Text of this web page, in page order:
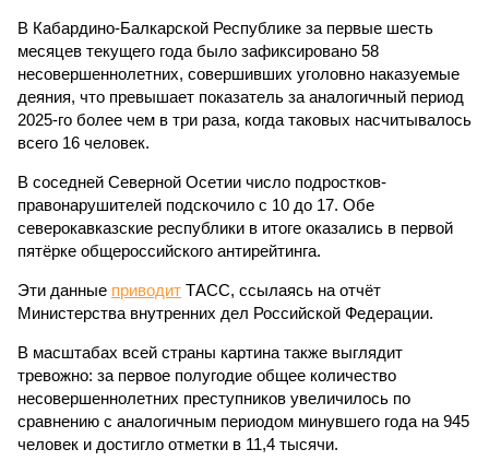
В Кабардино-Балкарской Республике за первые шесть
месяцев текущего года было зафиксировано 58
несовершеннолетних, совершивших уголовно наказуемые
деяния, что превышает показатель за аналогичный период
2025-го более чем в три раза, когда таковых насчитывалось
всего 16 человек.
В соседней Северной Осетии число подростков-
правонарушителей подскочило с 10 до 17. Обе
северокавказские республики в итоге оказались в первой
пятёрке общероссийского антирейтинга.
Эти данные приводит ТАСС, ссылаясь на отчёт
Министерства внутренних дел Российской Федерации.
В масштабах всей страны картина также выглядит
тревожно: за первое полугодие общее количество
несовершеннолетних преступников увеличилось по
сравнению с аналогичным периодом минувшего года на 945
человек и достигло отметки в 11,4 тысячи.